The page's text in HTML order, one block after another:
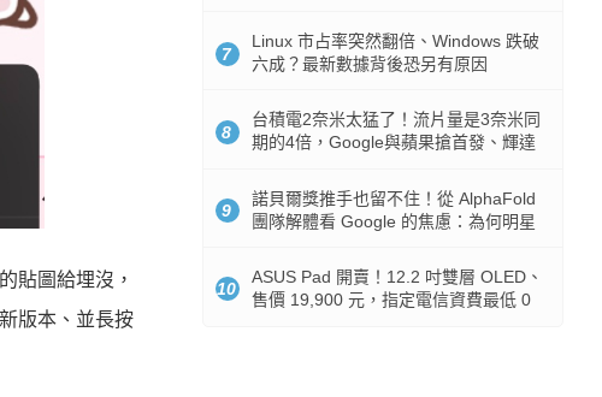
貼圖給埋沒，
版本、並長按
7
Linux 市占率突然翻倍、Windows 跌破
六成？最新數據背後恐另有原因
8
台積電2奈米太猛了！流片量是3奈米同
期的4倍，Google與蘋果搶首發、輝達
9
諾貝爾獎推手也留不住！從 AlphaFold
團隊解體看 Google 的焦慮：為何明星
10
ASUS Pad 開賣！12.2 吋雙層 OLED、
售價 19,900 元，指定電信資費最低 0